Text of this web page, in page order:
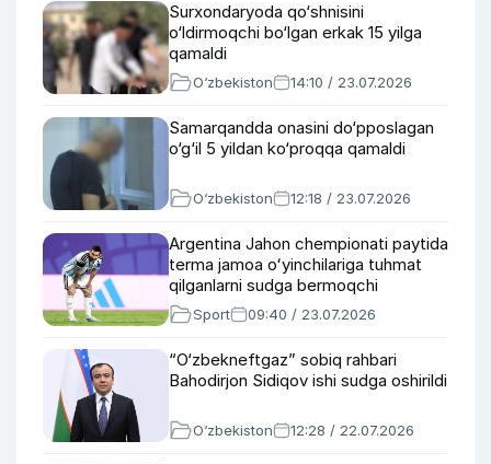
Surxondaryoda qo‘shnisini
o‘ldirmoqchi bo‘lgan erkak 15 yilga
qamaldi
O‘zbekiston 14:10 / 23.07.2026
Samarqandda onasini do‘pposlagan
o‘g‘il 5 yildan ko‘proqqa qamaldi
O‘zbekiston 12:18 / 23.07.2026
Argentina Jahon chempionati paytida
terma jamoa oʻyinchilariga tuhmat
qilganlarni sudga bermoqchi
Sport 09:40 / 23.07.2026
“O‘zbekneftgaz” sobiq rahbari
Bahodirjon Sidiqov ishi sudga oshirildi
O‘zbekiston 12:28 / 22.07.2026